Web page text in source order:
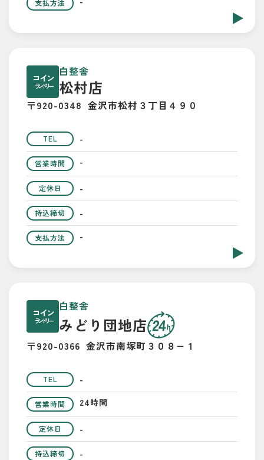
支払方法
コイン
ランドリー
白整舎
松村店
〒920-0348 金沢市松村３丁目４９０
TEL -
営業時間 -
定休日 -
持込締切 -
支払方法 -
コイン
ランドリー
白整舎
みどり団地店
〒920-0366 金沢市南塚町３０８−１
TEL -
営業時間 24時間
定休日 -
持込締切 -